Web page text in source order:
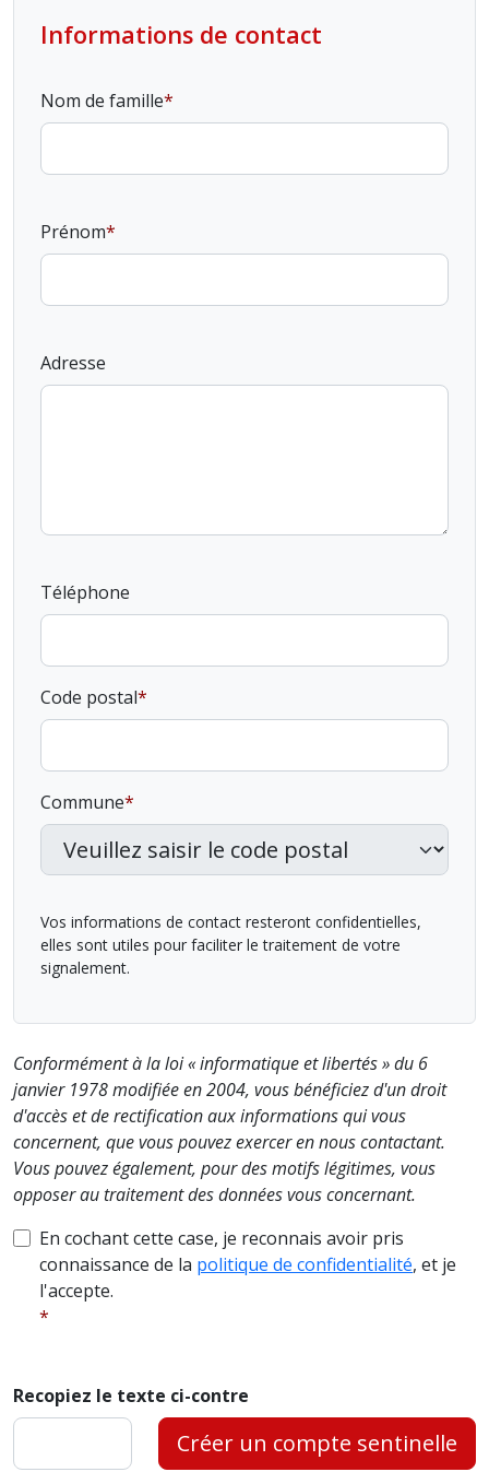
Informations de contact
Nom de famille
Prénom
Adresse
Téléphone
Code postal
Commune
Vos informations de contact resteront confidentielles,
elles sont utiles pour faciliter le traitement de votre
signalement.
Conformément à la loi « informatique et libertés » du 6
janvier 1978 modifiée en 2004, vous bénéficiez d'un droit
d'accès et de rectification aux informations qui vous
concernent, que vous pouvez exercer en nous contactant.
Vous pouvez également, pour des motifs légitimes, vous
opposer au traitement des données vous concernant.
En cochant cette case, je reconnais avoir pris
connaissance de la politique de confidentialité, et je
l'accepte.
Recopiez le texte ci-contre
Créer un compte sentinelle